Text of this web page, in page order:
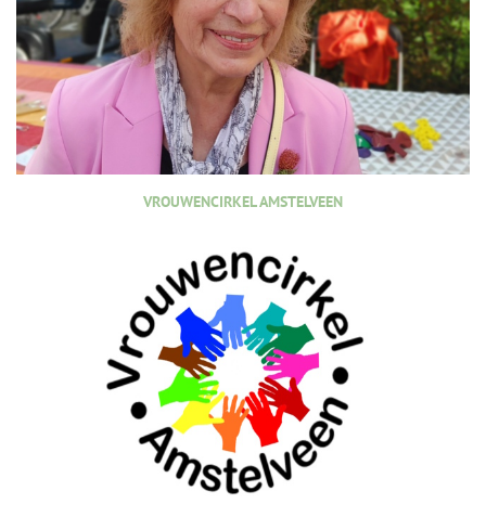
VROUWENCIRKEL AMSTELVEEN